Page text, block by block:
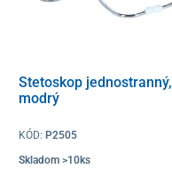
Stetoskop jednostranný,
modrý
KÓD: P2505
Skladom >10ks